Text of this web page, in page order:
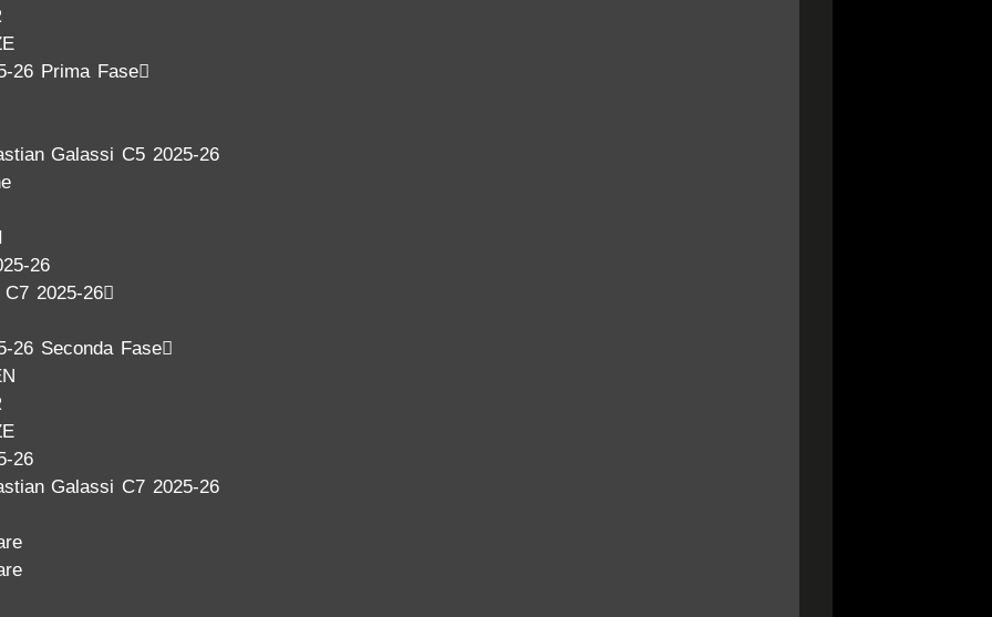
26 Prima Fase
Galassi C5 2025-26
26
2025-26
26 Seconda Fase
26
Galassi C7 2025-26